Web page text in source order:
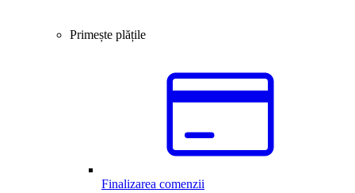
Primește plățile
Finalizarea comenzii